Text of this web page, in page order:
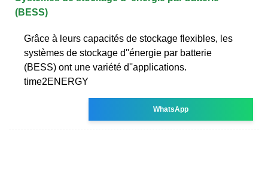
(BESS)
Grâce à leurs capacités de stockage flexibles, les
systèmes de stockage d''énergie par batterie
(BESS) ont une variété d''applications.
time2ENERGY
WhatsApp